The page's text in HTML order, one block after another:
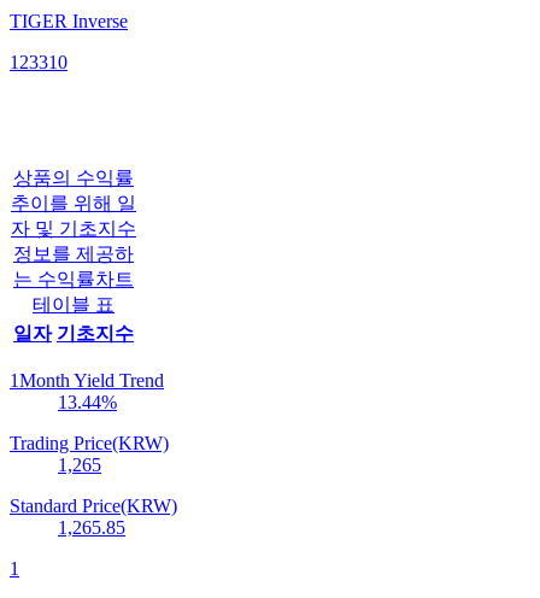
TIGER Inverse
123310
상품의 수익률
추이를 위해 일
자 및 기초지수
정보를 제공하
는 수익률차트
테이블 표
일자 기초지수
1Month Yield Trend
13.44%
Trading Price(KRW)
1,265
Standard Price(KRW)
1,265.85
1